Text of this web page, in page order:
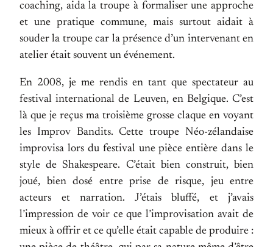
coaching, aida la troupe à formaliser une approche
et une pratique commune, mais surtout aidait à
souder la troupe car la présence d’un intervenant en
atelier était souvent un événement.
En 2008, je me rendis en tant que spectateur au
festival international de Leuven, en Belgique. C’est
là que je reçus ma troisième grosse claque en voyant
les Improv Bandits. Cette troupe Néo-zélandaise
improvisa lors du festival une pièce entière dans le
style de Shakespeare. C’était bien construit, bien
joué, bien dosé entre prise de risque, jeu entre
acteurs et narration. J’étais bluffé, et j’avais
l’impression de voir ce que l’improvisation avait de
mieux à offrir et ce qu’elle était capable de produire :